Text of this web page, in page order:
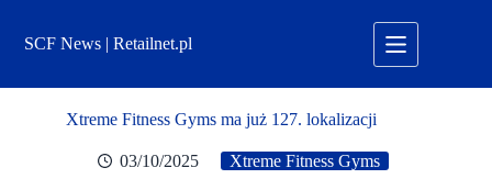
treściSCF News | Retailnet.pl
Xtreme Fitness Gyms ma już 127. lokalizacji
03/10/2025 Xtreme Fitness Gyms